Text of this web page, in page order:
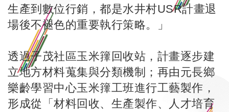
生產到數位行銷，都是水井村USR計畫退
場後不褪色的重要執行策略。」
透過子茂社區玉米籜回收站，計畫逐步建
立地方材料蒐集與分類機制；再由元長鄉
樂齡學習中心玉米籜工班進行工藝製作，
形成從「材料回收、生產製作、人才培育